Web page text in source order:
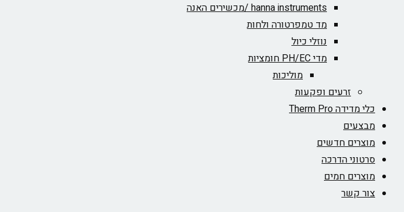
hanna instruments /מכשירים האנה
מד טמפרטורה ולחות
נוזלי כיול
מדי PH/EC חומציות
מוליכות
זרעים ופקעות
כלי מדידה Therm Pro
מבצעים
מוצרים חדשים
סרטוני הדרכה
מוצרים חמים
צור קשר